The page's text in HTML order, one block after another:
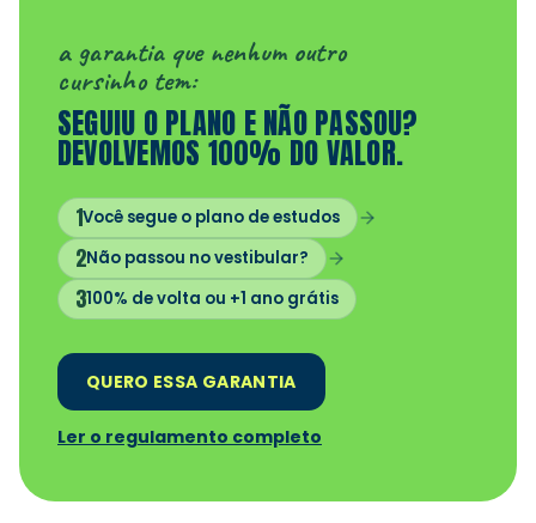
a garantia que nenhum outro
cursinho tem:
SEGUIU O PLANO E NÃO PASSOU?
DEVOLVEMOS 100% DO VALOR.
1Você segue o plano de estudos
2Não passou no vestibular?
3100% de volta ou +1 ano grátis
QUERO ESSA GARANTIA
Ler o regulamento completo